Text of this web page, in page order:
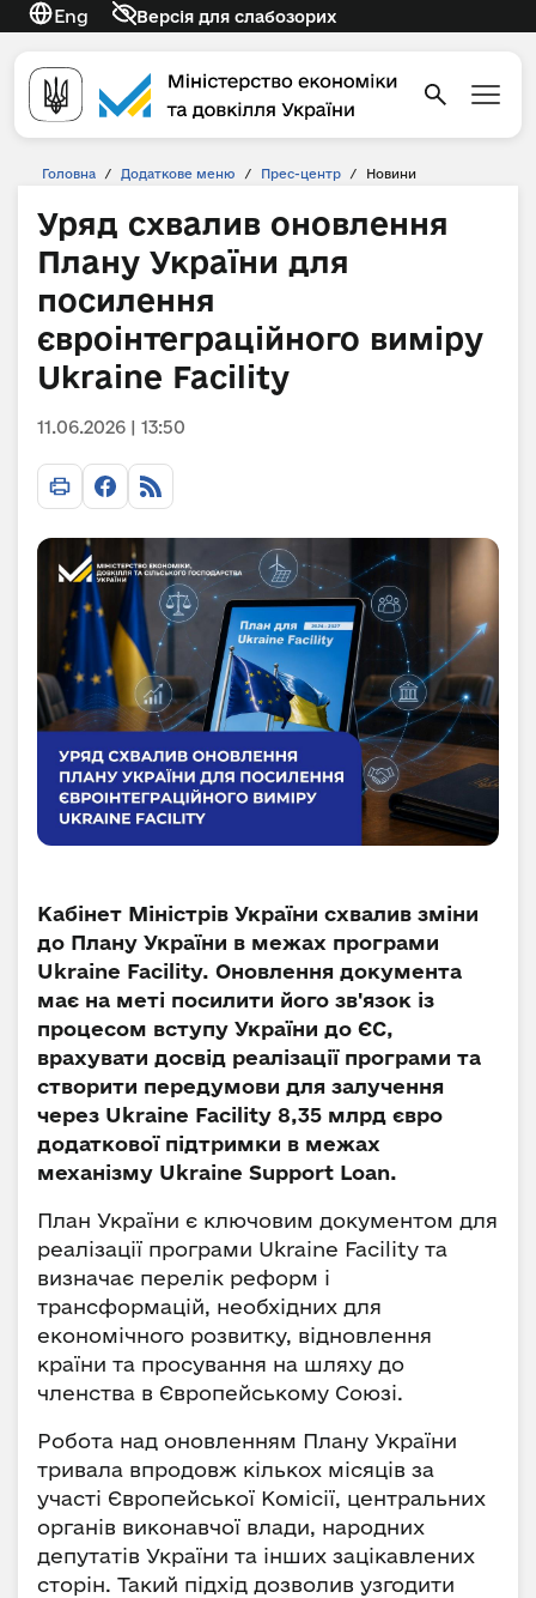
Eng Версія для слабозорих
Головна / Додаткове меню / Прес-центр / Новини
Уряд схвалив оновлення
Плану України для
посилення
євроінтеграційного виміру
Ukraine Facility
11.06.2026 | 13:50
Кабінет Міністрів України схвалив зміни
до Плану України в межах програми
Ukraine Facility. Оновлення документа
має на меті посилити його зв'язок із
процесом вступу України до ЄС,
врахувати досвід реалізації програми та
створити передумови для залучення
через Ukraine Facility 8,35 млрд євро
додаткової підтримки в межах
механізму Ukraine Support Loan.
План України є ключовим документом для
реалізації програми Ukraine Facility та
визначає перелік реформ і
трансформацій, необхідних для
економічного розвитку, відновлення
країни та просування на шляху до
членства в Європейському Союзі.
Робота над оновленням Плану України
тривала впродовж кількох місяців за
участі Європейської Комісії, центральних
органів виконавчої влади, народних
депутатів України та інших зацікавлених
сторін. Такий підхід дозволив узгодити